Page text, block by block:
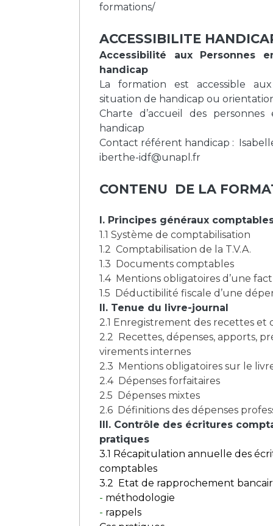
formations/
ACCESSIBILITE
Accessibilité aux Personnes
handicap
La formation est accessible
situation de handicap ou
Charte d’accueil des
handicap
Contact référent handicap :
iberthe-idf@unapl.fr
CONTENU DE LA
I. Principes généraux
1.1 Système de comptabilisation
1.2 Comptabilisation de la T.V.A.
1.3 Documents comptables
1.4 Mentions obligatoires d’une
1.5 Déductibilité fiscale d’une
II. Tenue du livre-journal
2.1 Enregistrement des recettes et
2.2 Recettes, dépenses, apports,
virements internes
2.3 Mentions obligatoires sur le
2.4 Dépenses forfaitaires
2.5 Dépenses mixtes
2.6 Définitions des dépenses
III. Contrôle des écritures
pratiques
3.1 Récapitulation annuelle des
comptables
3.2 Etat de rapprochement
- méthodologie
- rappels